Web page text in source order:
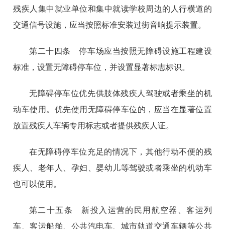
残疾人集中就业单位和集中就读学校周边的人行横道的
交通信号设施，应当按照标准安装过街音响提示装置。
第二十四条 停车场应当按照无障碍设施工程建设
标准，设置无障碍停车位，并设置显著标志标识。
无障碍停车位优先供肢体残疾人驾驶或者乘坐的机
动车使用。优先使用无障碍停车位的，应当在显著位置
放置残疾人车辆专用标志或者提供残疾人证。
在无障碍停车位充足的情况下，其他行动不便的残
疾人、老年人、孕妇、婴幼儿等驾驶或者乘坐的机动车
也可以使用。
第二十五条 新投入运营的民用航空器、客运列
车、客运船舶、公共汽电车、城市轨道交通车辆等公共